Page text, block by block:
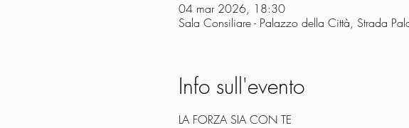
04 mar 2026, 18:30
Sala Consiliare - Palazzo della Città, Strada
Info sull'evento
LA FORZA SIA CON TE